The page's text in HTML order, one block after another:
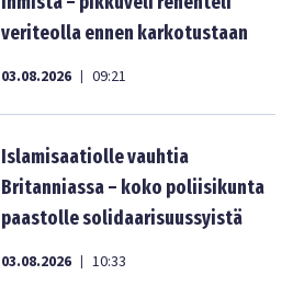
veriteolla ennen karkotustaan
03.08.2026 | 09:21
Islamisaatiolle vauhtia
Britanniassa – koko poliisikunta
paastolle solidaarisuussyistä
03.08.2026 | 10:33